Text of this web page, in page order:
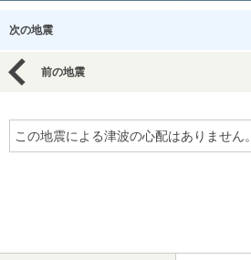
次の地震
前の地震
この地震による津波の心配はありません。